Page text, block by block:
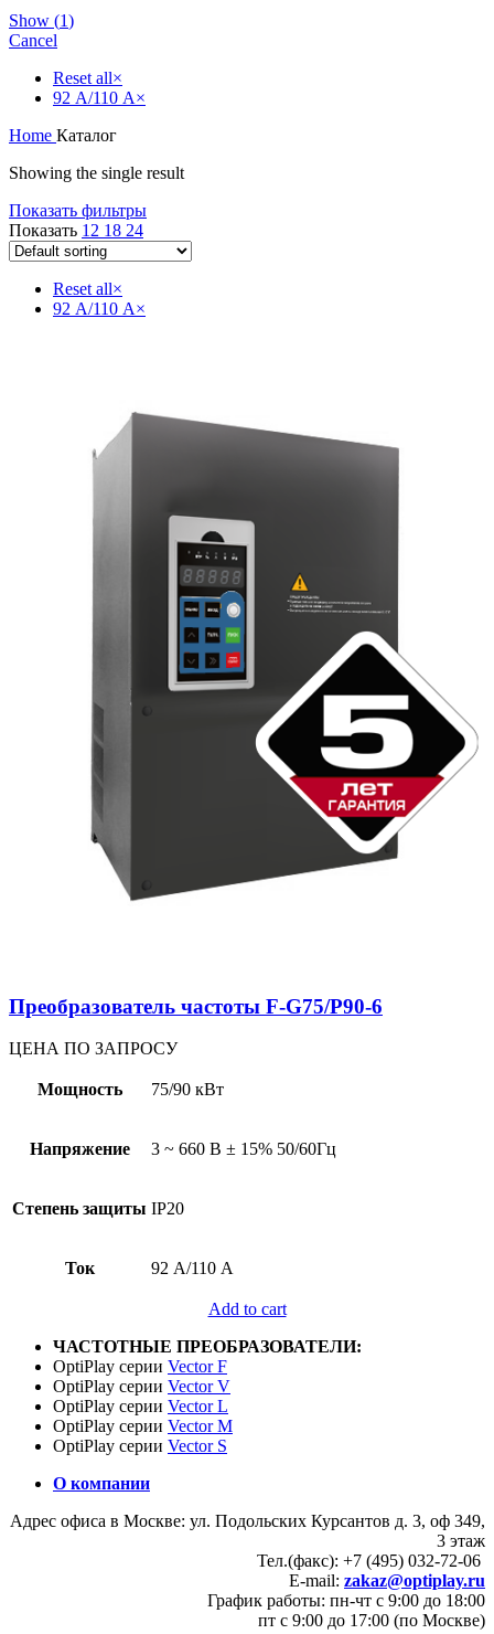
Show (1)
Cancel
Reset all×
92 А/110 А×
Home Каталог
Showing the single result
Показать фильтры
Показать 12 18 24
Reset all×
92 А/110 А×
Преобразователь частоты F-G75/P90-6
ЦЕНА ПО ЗАПРОСУ
Мощность 75/90 кВт
Напряжение 3 ~ 660 В ± 15% 50/60Гц
Степень защиты IP20
Ток 92 А/110 А
Add to cart
ЧАСТОТНЫЕ ПРЕОБРАЗОВАТЕЛИ:
OptiPlay серии Vector F
OptiPlay серии Vector V
OptiPlay серии Vector L
OptiPlay серии Vector M
OptiPlay серии Vector S
О компании
Адрес офиса в Москве: ул. Подольских Курсантов д. 3, оф 349,
3 этаж
Тел.(факс): +7 (495) 032-72-06
E-mail: zakaz@optiplay.ru
График работы: пн-чт с 9:00 до 18:00
пт с 9:00 до 17:00 (по Москве)